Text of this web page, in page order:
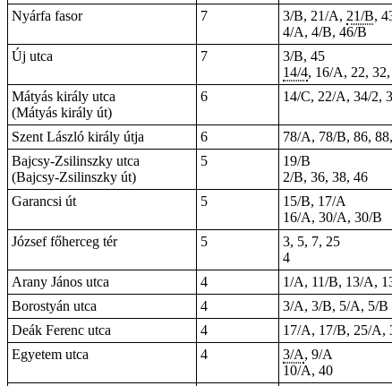
Nyárfa fasor
7 3/B, 21/A, 21/B,
4/A, 4/B, 46/B
Új utca
7
3/B, 45
14/4, 16/A, 22,
Mátyás király utca
(Mátyás király út)
6 14/C, 22/A, 34/2,
Szent László király útja 6
78/A, 78/B, 86,
Bajcsy-Zsilinszky utca
(Bajcsy-Zsilinszky út)
5
19/B
2/B, 36, 38, 46
Garancsi út
5
15/B, 17/A
16/A, 30/A, 30/B
József főherceg tér
5
3, 5, 7, 25
4
Arany János utca
4
1/A, 11/B, 13/A,
Borostyán utca
4
3/A, 3/B, 5/A, 5/B
Deák Ferenc utca
4
17/A, 17/B, 25/A,
Egyetem utca
4 3/A, 9/A
10/A, 40